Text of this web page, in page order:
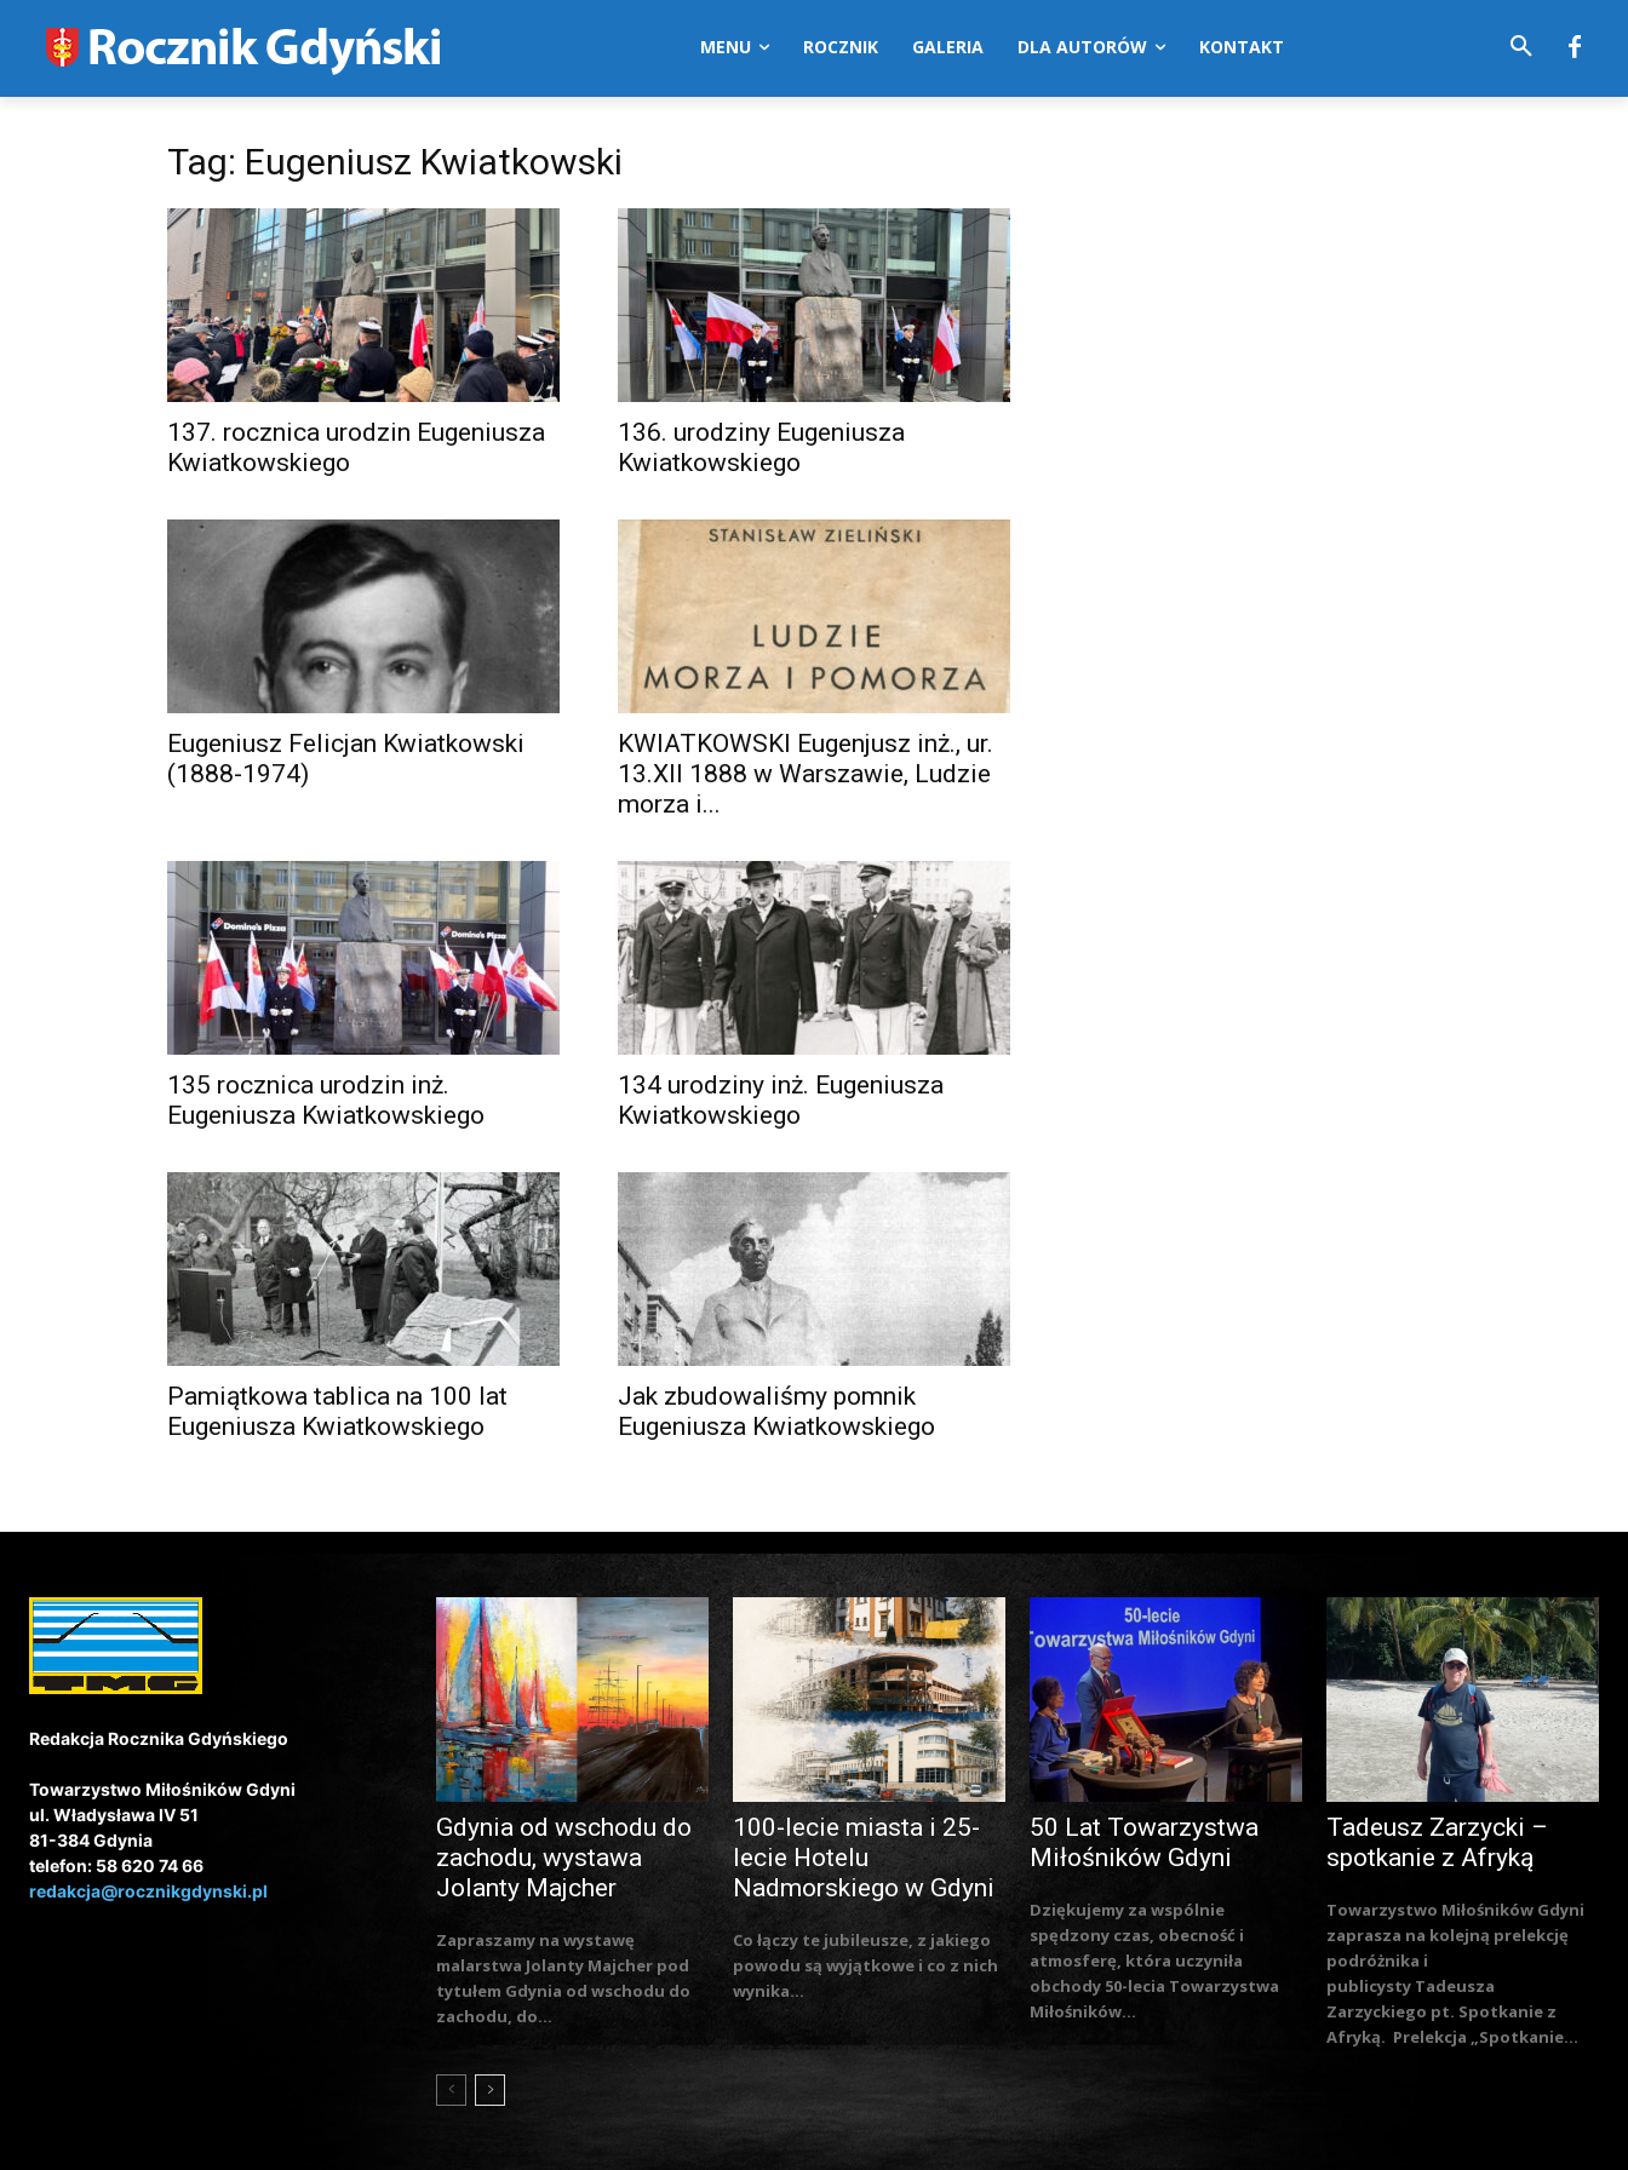
MENU ROCZNIK GALERIA DLA AUTORÓW KONTAKT
Tag: Eugeniusz Kwiatkowski
137. rocznica urodzin Eugeniusza
Kwiatkowskiego
136. urodziny Eugeniusza
Kwiatkowskiego
Eugeniusz Felicjan Kwiatkowski
(1888-1974)
KWIATKOWSKI Eugenjusz inż., ur.
13.XII 1888 w Warszawie, Ludzie
morza i...
135 rocznica urodzin inż.
Eugeniusza Kwiatkowskiego
134 urodziny inż. Eugeniusza
Kwiatkowskiego
Pamiątkowa tablica na 100 lat
Eugeniusza Kwiatkowskiego
Jak zbudowaliśmy pomnik
Eugeniusza Kwiatkowskiego
Redakcja Rocznika Gdyńskiego
Towarzystwo Miłośników Gdyni
ul. Władysława IV 51
81-384 Gdynia
telefon: 58 620 74 66
redakcja@rocznikgdynski.pl
Gdynia od wschodu do
zachodu, wystawa
Jolanty Majcher
Zapraszamy na wystawę
malarstwa Jolanty Majcher pod
tytułem Gdynia od wschodu do
zachodu, do...
100-lecie miasta i 25-
lecie Hotelu
Nadmorskiego w Gdyni
Co łączy te jubileusze, z jakiego
powodu są wyjątkowe i co z nich
wynika...
50 Lat Towarzystwa
Miłośników Gdyni
Dziękujemy za wspólnie
spędzony czas, obecność i
atmosferę, która uczyniła
obchody 50-lecia Towarzystwa
Miłośników...
Tadeusz Zarzycki –
spotkanie z Afryką
Towarzystwo Miłośników Gdyni
zaprasza na kolejną prelekcję
podróżnika i
publicysty Tadeusza
Zarzyckiego pt. Spotkanie z
Afryką. Prelekcja „Spotkanie...